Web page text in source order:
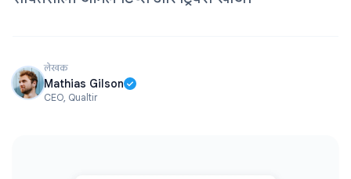
लेखक
Mathias Gilson
CEO, Qualtir